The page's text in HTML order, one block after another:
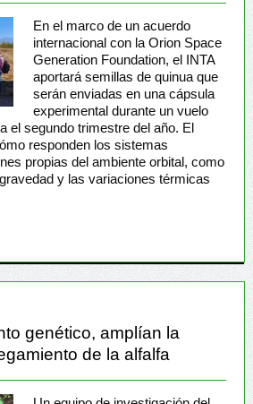
En el marco de un acuerdo
internacional con la Orion Space
Generation Foundation, el INTA
aportará semillas de quinua que
serán enviadas en una cápsula
experimental durante un vuelo
el segundo trimestre del año. El
responden los sistemas
propias del ambiente orbital, como
y las variaciones térmicas
genético, amplían la
de la alfalfa